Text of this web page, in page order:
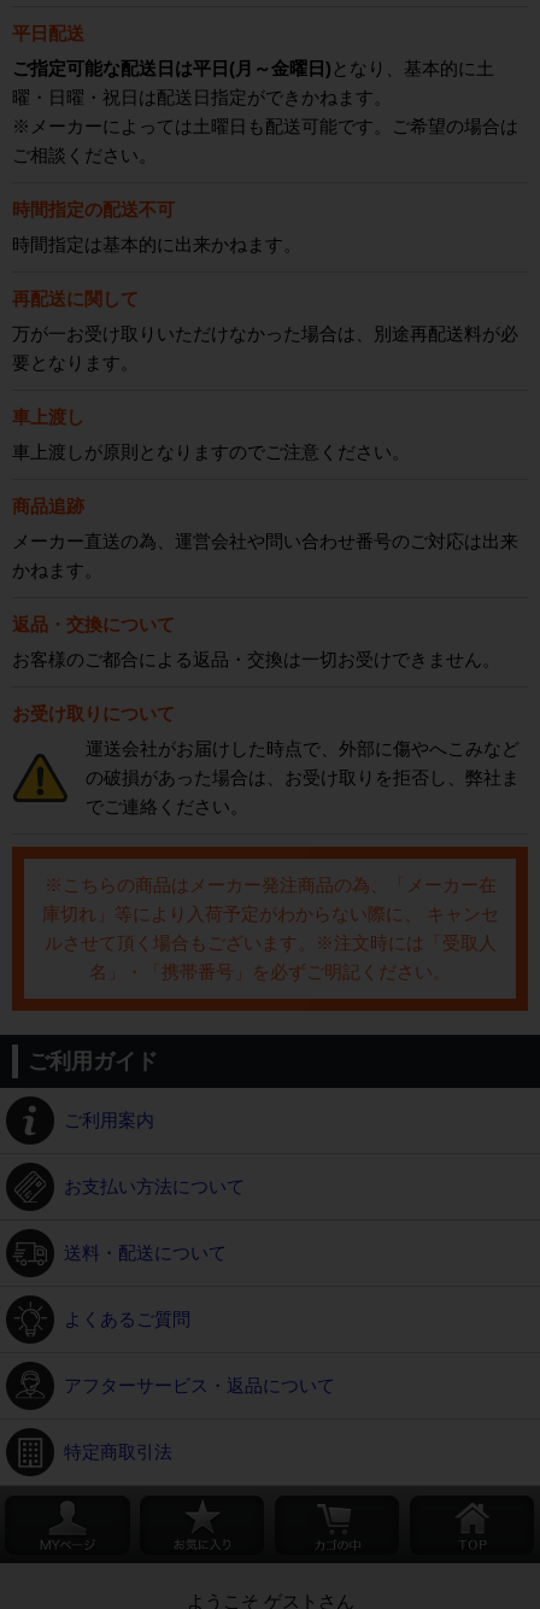
平日配送
ご指定可能な配送日は平日(月～金曜日) となり、基本的に土
曜・日曜・祝日は配送日指定ができかねます。
※メーカーによっては土曜日も配送可能です。ご希望の場合は
ご相談ください。
時間指定の配送不可
時間指定は基本的に出来かねます。
再配送に関して
万が一お受け取りいただけなかった場合は、別途再配送料が必
要となります。
車上渡し
車上渡しが原則となりますのでご注意ください。
商品追跡
メーカー直送の為、運営会社や問い合わせ番号のご対応は出来
かねます。
返品・交換について
お客様のご都合による返品・交換は一切お受けできません。
お受け取りについて
運送会社がお届けした時点で、外部に傷やへこみなど
の破損があった場合は、お受け取りを拒否し、弊社ま
でご連絡ください。
※こちらの商品はメーカー発注商品の為、「メーカー在
庫切れ」等により入荷予定がわからない際に、 キャンセ
ルさせて頂く場合もございます。※注文時には「受取人
名」・「携帯番号」を必ずご明記ください。
ご利用ガイド
ご利用案内
お支払い方法について
送料・配送について
よくあるご質問
アフターサービス・返品について
特定商取引法
ようこそ ゲストさん